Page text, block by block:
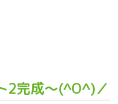
2完成～(^O^)／